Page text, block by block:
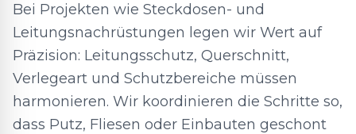
Bei Projekten wie Steckdosen- und
Leitungsnachrüstungen legen wir Wert auf
Präzision: Leitungsschutz, Querschnitt,
Verlegeart und Schutzbereiche müssen
harmonieren. Wir koordinieren die Schritte so,
dass Putz, Fliesen oder Einbauten geschont